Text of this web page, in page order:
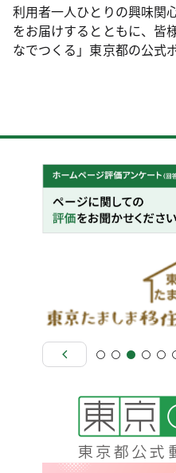
利用者一人ひとりの興味関
をお届けするとともに、皆
なでつくる」東京都の公式